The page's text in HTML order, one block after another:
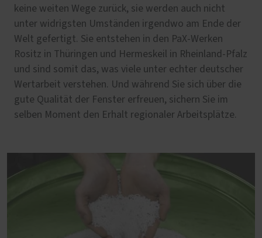
keine weiten Wege zurück, sie werden auch nicht
unter widrigsten Umständen irgendwo am Ende der
Welt gefertigt. Sie entstehen in den PaX-Werken
Rositz in Thüringen und Hermeskeil in Rheinland-Pfalz
und sind somit das, was viele unter echter deutscher
Wertarbeit verstehen. Und während Sie sich über die
gute Qualität der Fenster erfreuen, sichern Sie im
selben Moment den Erhalt regionaler Arbeitsplätze.